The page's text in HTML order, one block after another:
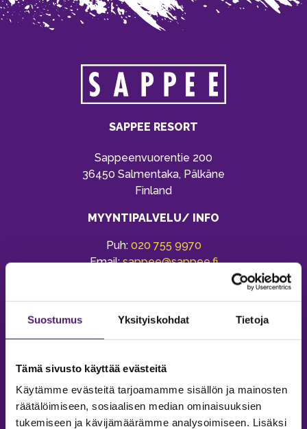
Suostumus Yksityiskohdat Tietoja
Tämä sivusto käyttää evästeitä
Käytämme evästeitä tarjoamamme sisällön ja mainosten
räätälöimiseen, sosiaalisen median ominaisuuksien
tukemiseen ja kävijämäärämme analysoimiseen. Lisäksi
SAPPEE RESORT
Sappeenvuorentie 200
36450 Salmentaka, Pälkäne
Finland
MYYNTIPALVELU/ INFO
Puh: 020 755 9970
Email:sappee@sappee.fi